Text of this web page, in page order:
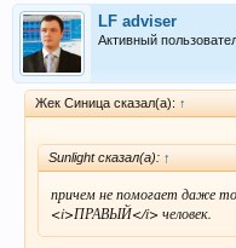
LF adviser
Активный
Жек Синица сказал(а): ↑
Sunlight сказал(а): ↑
причем не помогает даже
<i>ПРАВЫЙ</i> человек.